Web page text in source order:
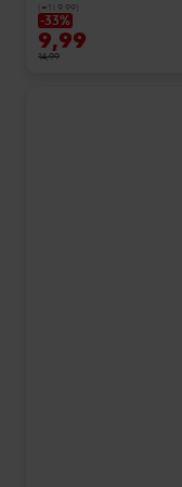
(=1 l 9.99)
-33%
9,99
14,99